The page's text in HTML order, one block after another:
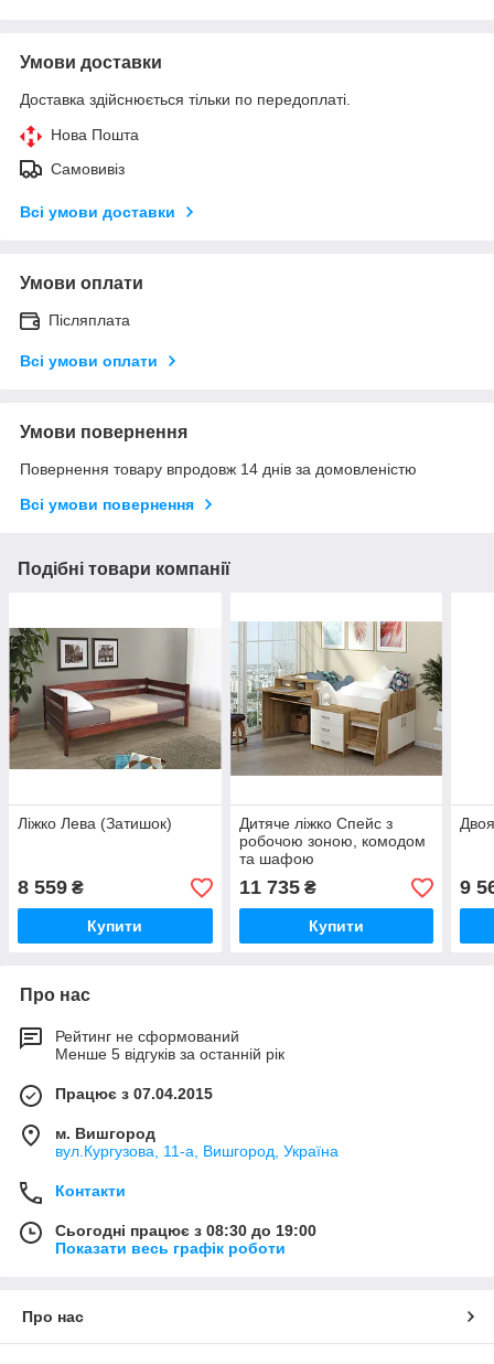
Умови доставки
Доставка здійснюється тільки по передоплаті.
Нова Пошта
Самовивіз
Всі умови доставки
Умови оплати
Післяплата
Всі умови оплати
Умови повернення
Повернення товару впродовж 14 днів за домовленістю
Всі умови повернення
Подібні товари компанії
Ліжко Лева (Затишок)
8 559 ₴
Купити
Дитяче ліжко Спейс з
робочою зоною, комодом
та шафою
11 735₴
Купити
9
Про нас
Рейтинг не сформований
Менше 5 відгуків за останній рік
Працює з 07.04.2015
м. Вишгород
вул.Кургузова, 11-а, Вишгород, Україна
Контакти
Сьогодні працює з 08:30 до 19:00
Показати весь графік роботи
Про нас